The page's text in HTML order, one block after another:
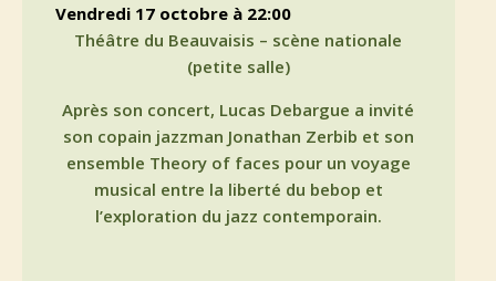
vendredi 17 octobre à 22:00
Théâtre du Beauvaisis – scène nationale
(petite salle)
Après son concert, Lucas Debargue a invité
son copain jazzman Jonathan Zerbib et son
ensemble Theory of faces pour un voyage
musical entre la liberté du bebop et
l’exploration du jazz contemporain.